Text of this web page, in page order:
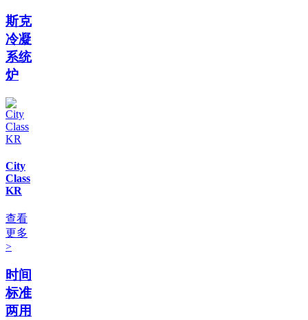
斯克
冷凝
系统
炉
City
Class
KR
查看
更多
>
时间
标准
两用